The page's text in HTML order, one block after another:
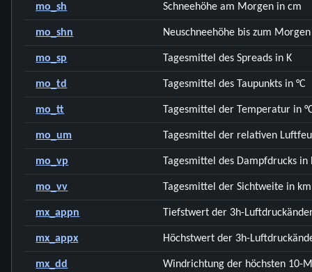
mo_sh Schneehöhe am Morgen in cm
mo_shn Neuschneehöhe bis zum
mo_sp Tagesmittel des Spreads in K
mo_td Tagesmittel des Taupunkts in °C
mo_tt Tagesmittel der Temperatur in
mo_um Tagesmittel der relativen
mo_vp Tagesmittel des Dampfdrucks in
mo_vv Tagesmittel der Sichtweite in km
mx_appn Tiefstwert der 3h-
mx_appx Höchstwert der 3h-
mx_dd Windrichtung der höchsten 10-